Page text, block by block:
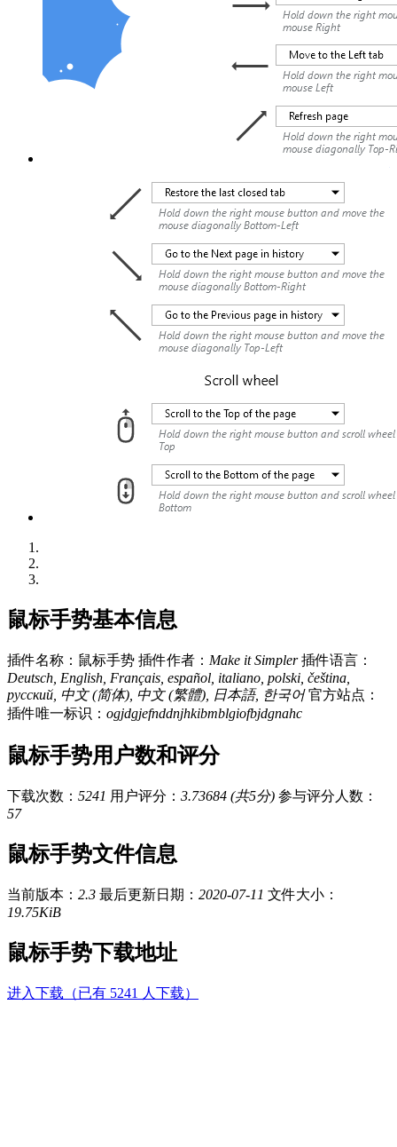
鼠标手势基本信息
插件名称：鼠标手势 插件作者： Make it Simpler 插件语言：
Deutsch, English, Français, español, italiano, polski, čeština,
русский, 中文 (简体), 中文 (繁體), 日本語, 한국어 官方站点：
插件唯一标识： ogjdgjefnddnjhkibmblgiofbjdgnahc
鼠标手势用户数和评分
下载次数： 5241 用户评分： 3.73684 (共5分) 参与评分人数：
57
鼠标手势文件信息
当前版本： 2.3 最后更新日期： 2020-07-11 文件大小：
19.75KiB
鼠标手势下载地址
进入下载（已有 5241 人下载）